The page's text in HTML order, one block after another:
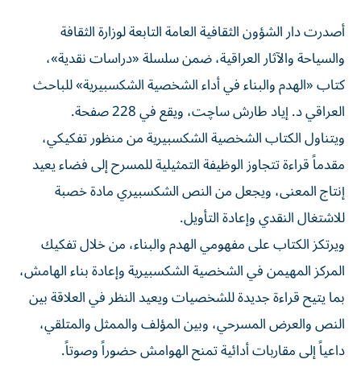
أصدرت دار الشؤون الثقافية العامة التابعة لوزارة الثقافة
والسياحة والآثار العراقية، ضمن سلسلة «دراسات نقدية»،
كتاب «الهدم والبناء في أداء الشخصية الشكسبيرية» للباحث
العراقي د. إياد طارش ساچت، ويقع في 228 صفحة.
ويتناول الكتاب الشخصية الشكسبيرية من منظور تفكيكي،
مقدماً قراءة تتجاوز الوظيفة التمثيلية للمسرح إلى فضاء يعيد
إنتاج المعنى، ويجعل من النص الشكسبيري مادة خصبة
للاشتغال النقدي وإعادة التأويل.
ويرتكز الكتاب على مفهومي الهدم والبناء، من خلال تفكيك
المركز المهيمن في الشخصية الشكسبيرية وإعادة بناء الهامش،
بما يتيح قراءة جديدة للشخصيات ويعيد النظر في العلاقة بين
النص والعرض المسرحي، وبين المؤلف والممثل والمتلقي،
داعياً إلى مقاربات أدائية تمنح الهوامش حضوراً وصوتاً.